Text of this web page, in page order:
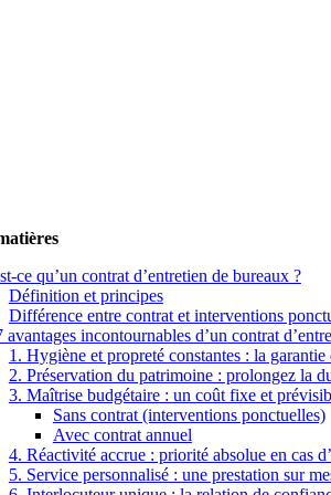
ce qu’un contrat d’entretien de bureaux ?
Définition et principes
Différence entre contrat et interventions
avantages incontournables d’un contrat
1. Hygiène et propreté constantes : la
2. Préservation du patrimoine : prolongez la
3. Maîtrise budgétaire : un coût fixe et
Sans contrat (interventions ponctuelles)
Avec contrat annuel
4. Réactivité accrue : priorité absolue en cas
5. Service personnalisé : une prestation sur